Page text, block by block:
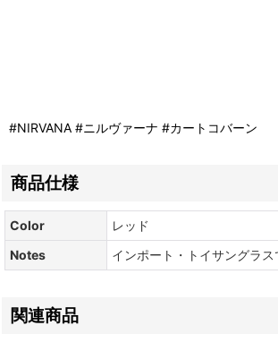
#NIRVANA #ニルヴァーナ #カートコバーン
商品仕様
Color
レッド
Notes
インポート・トイサングラ
関連商品